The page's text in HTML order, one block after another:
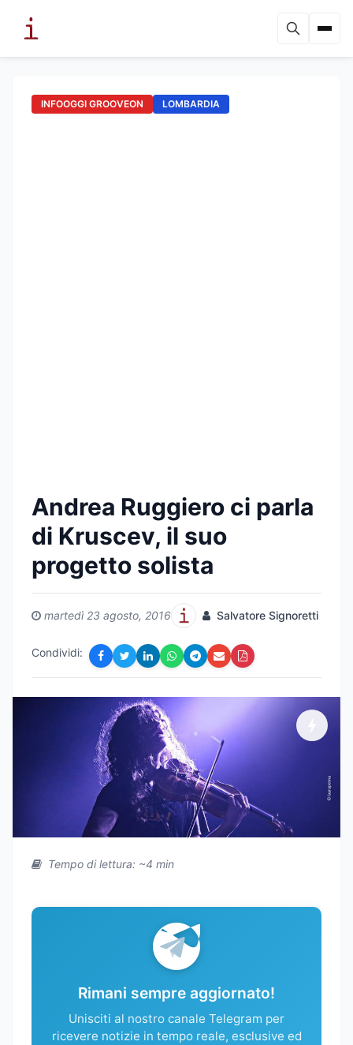
INFOOGGI GROOVEON LOMBARDIA
Andrea Ruggiero ci parla
di Kruscev, il suo
progetto solista
martedì 23 agosto, 2016 Salvatore Signoretti
Condividi:
Tempo di lettura: ~4 min
Rimani sempre aggiornato!
Unisciti al nostro canale Telegram per
ricevere notizie in tempo reale, esclusive ed